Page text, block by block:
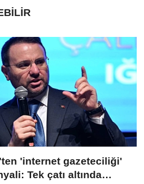
'internet gazeteciliği'
Tek çatı altında